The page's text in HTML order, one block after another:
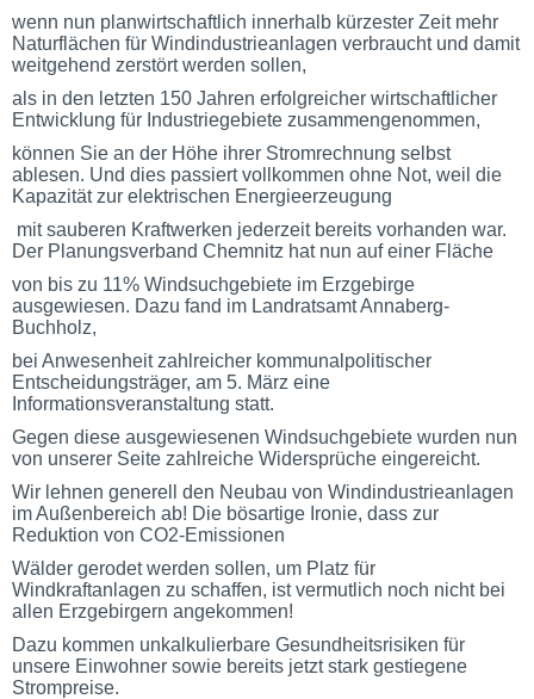
wenn nun planwirtschaftlich innerhalb kürzester Zeit mehr
Naturflächen für Windindustrieanlagen verbraucht und damit
weitgehend zerstört werden sollen,
als in den letzten 150 Jahren erfolgreicher wirtschaftlicher
Entwicklung für Industriegebiete zusammengenommen,
können Sie an der Höhe ihrer Stromrechnung selbst
ablesen. Und dies passiert vollkommen ohne Not, weil die
Kapazität zur elektrischen Energieerzeugung
mit sauberen Kraftwerken jederzeit bereits vorhanden war.
Der Planungsverband Chemnitz hat nun auf einer Fläche
von bis zu 11% Windsuchgebiete im Erzgebirge
ausgewiesen. Dazu fand im Landratsamt Annaberg-
Buchholz,
bei Anwesenheit zahlreicher kommunalpolitischer
Entscheidungsträger, am 5. März eine
Informationsveranstaltung statt.
Gegen diese ausgewiesenen Windsuchgebiete wurden nun
von unserer Seite zahlreiche Widersprüche eingereicht.
Wir lehnen generell den Neubau von Windindustrieanlagen
im Außenbereich ab! Die bösartige Ironie, dass zur
Reduktion von CO2-Emissionen
Wälder gerodet werden sollen, um Platz für
Windkraftanlagen zu schaffen, ist vermutlich noch nicht bei
allen Erzgebirgern angekommen!
Dazu kommen unkalkulierbare Gesundheitsrisiken für
unsere Einwohner sowie bereits jetzt stark gestiegene
Strompreise.